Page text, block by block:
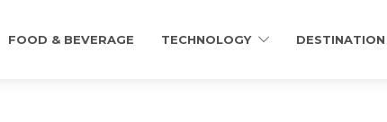
FOOD & BEVERAGE TECHNOLOGY DESTINATION